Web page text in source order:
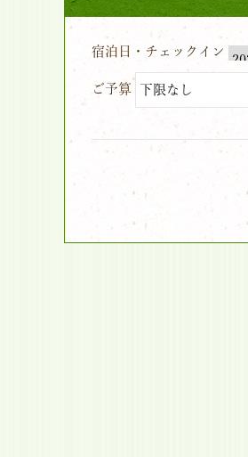
宿泊日・チェックイン
ご予算